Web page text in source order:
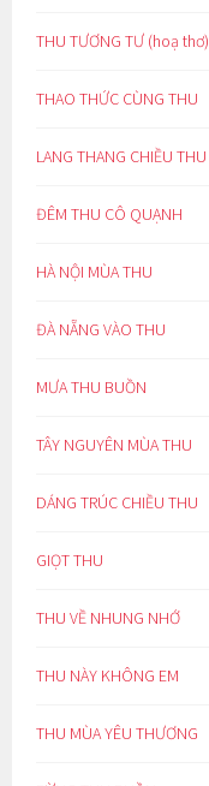
THU TƯƠNG TƯ (hoạ thơ)
THAO THỨC CÙNG THU
LANG THANG CHIỀU THU
ĐÊM THU CÔ QUẠNH
HÀ NỘI MÙA THU
ĐÀ NẴNG VÀO THU
MƯA THU BUỒN
TÂY NGUYÊN MÙA THU
DÁNG TRÚC CHIỀU THU
GIỌT THU
THU VỀ NHUNG NHỚ
THU NÀY KHÔNG EM
THU MÙA YÊU THƯƠNG